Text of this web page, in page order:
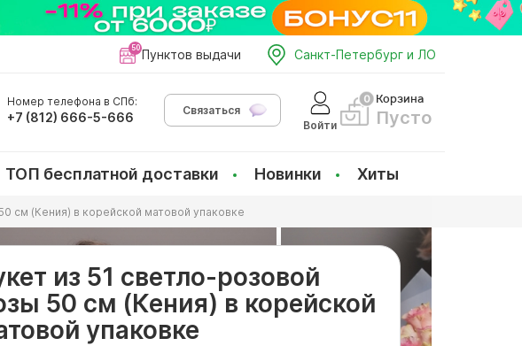
Пунктов выдачи Санкт-Петербург и ЛО
Номер телефона в СПб:
+7 (812) 666-5-666
Связаться
Войти
Корзина
Пусто
ТОП бесплатной доставки Новинки Хиты
см (Кения) в корейской матовой упаковке
из 51 светло-розовой
50 см (Кения) в корейской
упаковке